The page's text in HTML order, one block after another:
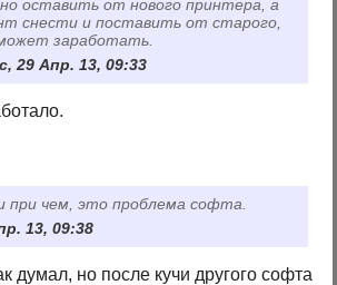
оставить от нового принтера, а
снести и поставить от старого,
заработать.
29 Апр. 13, 09:33
при чем, это проблема софта.
13, 09:38
думал, но после кучи другого софта